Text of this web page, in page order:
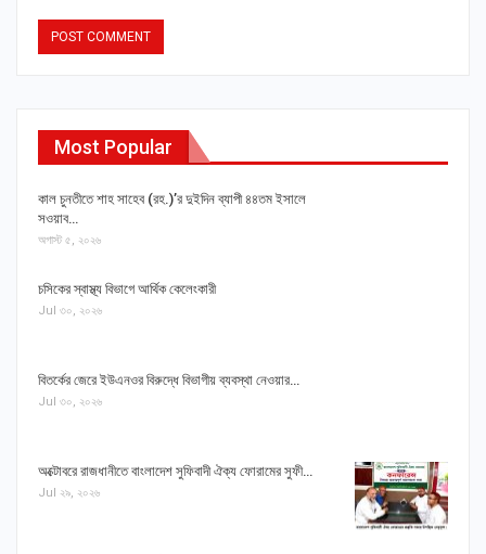
Most Popular
কাল চুনতীতে শাহ সাহেব (রহ.)’র দুইদিন ব্যাপী ৪৪তম ইসালে
সওয়াব…
অগাস্ট ৫, ২০২৬
চসিকের স্বাস্থ্য বিভাগে আর্থিক কেলেংকারী
Jul ৩০, ২০২৬
বিতর্কের জেরে ইউএনওর বিরুদ্ধে বিভাগীয় ব্যবস্থা নেওয়ার…
Jul ৩০, ২০২৬
অক্টোবরে রাজধানীতে বাংলাদেশ সুফিবাদী ঐক্য ফোরামের সুফী…
Jul ২৯, ২০২৬